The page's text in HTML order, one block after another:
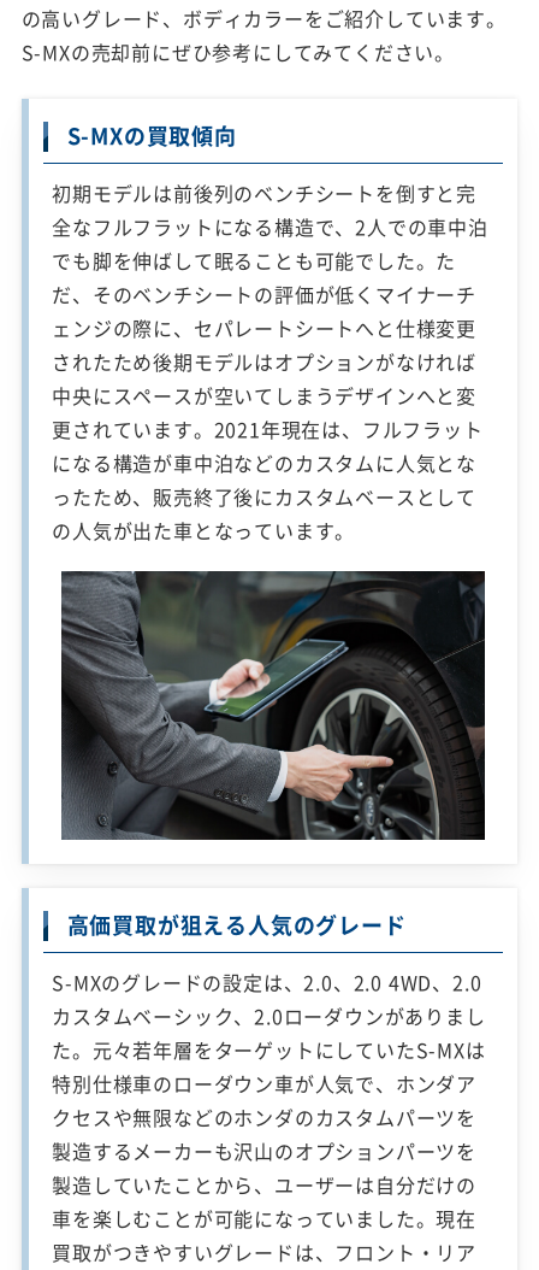
の高いグレード、ボディカラーをご紹介しています。
S-MXの売却前にぜひ参考にしてみてください。
S-MXの買取傾向
初期モデルは前後列のベンチシートを倒すと完
全なフルフラットになる構造で、2人での車中泊
でも脚を伸ばして眠ることも可能でした。た
だ、そのベンチシートの評価が低くマイナーチ
ェンジの際に、セパレートシートへと仕様変更
されたため後期モデルはオプションがなければ
中央にスペースが空いてしまうデザインへと変
更されています。2021年現在は、フルフラット
になる構造が車中泊などのカスタムに人気とな
ったため、販売終了後にカスタムベースとして
の人気が出た車となっています。
高価買取が狙える人気のグレード
S-MXのグレードの設定は、2.0、2.0 4WD、2.0
カスタムベーシック、2.0ローダウンがありまし
た。元々若年層をターゲットにしていたS-MXは
特別仕様車のローダウン車が人気で、ホンダア
クセスや無限などのホンダのカスタムパーツを
製造するメーカーも沢山のオプションパーツを
製造していたことから、ユーザーは自分だけの
車を楽しむことが可能になっていました。現在
買取がつきやすいグレードは、フロント・リア